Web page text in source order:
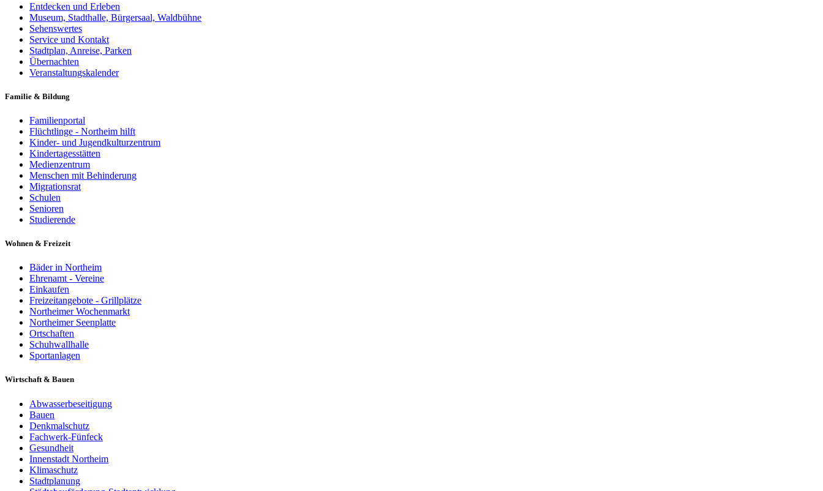
Entdecken und Erleben
Museum, Stadthalle, Bürgersaal, Waldbühne
Sehenswertes
Service und Kontakt
Stadtplan, Anreise, Parken
Übernachten
Veranstaltungskalender
Familie & Bildung
Familienportal
Flüchtlinge - Northeim hilft
Kinder- und Jugendkulturzentrum
Kindertagesstätten
Medienzentrum
Menschen mit Behinderung
Migrationsrat
Schulen
Senioren
Studierende
Wohnen & Freizeit
Bäder in Northeim
Ehrenamt - Vereine
Einkaufen
Freizeitangebote - Grillplätze
Northeimer Wochenmarkt
Northeimer Seenplatte
Ortschaften
Schuhwallhalle
Sportanlagen
Wirtschaft & Bauen
Abwasserbeseitigung
Bauen
Denkmalschutz
Fachwerk-Fünfeck
Gesundheit
Innenstadt Northeim
Klimaschutz
Stadtplanung